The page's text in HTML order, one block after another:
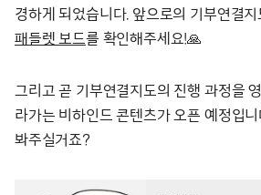
경하게 되었습니다. 앞으로의 기부연결
패들렛 보드를 확인해주세요!🙏
그리고 곧 기부연결지도의 진행 과정을
라가는 비하인드 콘텐츠가 오픈 예정입니
봐주실거죠?